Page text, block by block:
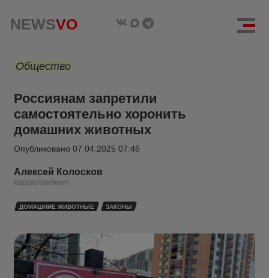
NEWSVO
Общество
Россиянам запретили
самостоятельно хоронить
домашних животных
Опубликовано 07.04.2025 07:46
Алексей Колосков
корреспондент
ДОМАШНИЕ ЖИВОТНЫЕ ЗАКОНЫ